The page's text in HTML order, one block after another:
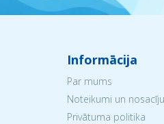
Informācija
Par mums
Noteikumi un
Privātuma politika